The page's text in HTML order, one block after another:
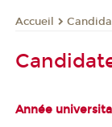
Accueil
Année